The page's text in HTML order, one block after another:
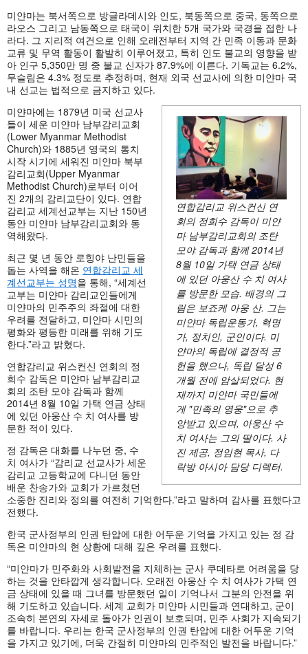
미얀마는 북서쪽으로 방글라데시와 인도, 북동쪽으로 중국, 동쪽으로
라오스 그리고 남동쪽으로 태국이 위치한 5개 국가와 국경을 접한 나
라다. 그 지리적 여건으로 인해 오래전부터 지역 간 민족 이동과 문화
교류 및 무역 활동이 활발히 이루어졌고, 특히 인도 불교의 영향을 받
아 인구 5,350만 명 중 불교 신자가 87.9%에 이른다. 기독교는 6.2%,
무슬림은 4.3% 정도로 추정하며, 현재 외국 선교사에 의한 미얀마 국
내 선교는 법적으로 금지하고 있다.
연합감리교 위스컨신 연
회의 정희수 감독이 미얀
마 남부감리교회의 조탄
모야 감독과 함께2014년
8월 10일 가택 연금 상태
에 있던 아웅산 수 치 여사
를 방문한 모습. 배경의 그
림은 보죠케 아웅 산. 그는
미얀마 독립운동가, 혁명
가, 정치인, 군인이다. 미
얀마의 독립에 결정적 공
헌을 했으나, 독립 달성 6
개월 전에 암살되었다. 현
재까지 미얀마 국민들에
게 "민족의 영웅"으로 추
앙받고 있으며, 아웅산 수
치 여사는 그의 딸이다. 사
진 제공, 정임현 목사, 다
락방 아시아 담당 디렉터.
미얀마에는 1879년 미국 선교사
들이 세운 미얀마 남부감리교회
(Lower Myanmar Methodist
Church)와 1885년 영국의 통치
시작 시기에 세워진 미얀마 북부
감리교회(Upper Myanmar
Methodist Church)로부터 이어
진 2개의 감리교단이 있다. 연합
감리교 세계선교부는 지난 150년
동안 미얀마 남부감리교회와 동
역해왔다.
최근 몇 년 동안 로힝야 난민들을
돕는 사역을 해온 연합감리교 세
계선교부는 성명을 통해, “세계선
교부는 미얀마 감리교인들에게
미얀마의 민주주의 좌절에 대한
우려를 전달하고, 미얀마 시민의
평화와 평등한 미래를 위해 기도
한다.”라고 밝혔다.
연합감리교 위스컨신 연회의 정
희수 감독은 미얀마 남부감리교
회의 조탄 모야 감독과 함께
2014년 8월 10일 가택 연금 상태
에 있던 아웅산 수 치 여사를 방
문한 적이 있다.
정 감독은 대화를 나누던 중, 수
치 여사가 “감리교 선교사가 세운
감리교 고등학교에 다니던 동안
배운 찬송가와 교회가 가르쳤던
소중한 진리와 정의를 여전히 기억한다.”라고 말하며 감사를 표했다고
전했다.
한국 군사정부의 인권 탄압에 대한 어두운 기억을 가지고 있는 정 감
독은 미얀마의 현 상황에 대해 깊은 우려를 표했다.
“미얀마가 민주화와 사회발전을 지체하는 군사 쿠데타로 어려움을 당
하는 것을 안타깝게 생각합니다. 오래전 아웅산 수 치 여사가 가택 연
금 상태에 있을 때 그녀를 방문했던 일이 기억나서 그분의 안전을 위
해 기도하고 있습니다. 세계 교회가 미얀마 시민들과 연대하고, 군이
조속히 본연의 자세로 돌아가 인권이 보호되며, 민주 사회가 지속되기
를 바랍니다. 우리는 한국 군사정부의 인권 탄압에 대한 어두운 기억
을 가지고 있기에, 더욱 간절히 미얀마의 민주적인 발전을 바랍니다.”